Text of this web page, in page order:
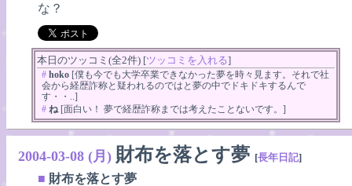
な？
本日のツッコミ(全2件) [ツッコミを入れる]
# hoko [僕も今でも大学卒業できなかった夢を時々見ます。それで社
会から経歴詐称と疑われるのではと夢の中でドキドキするんで
す・・..]
# ね[面白い！ 夢で経歴詐称までは考えたことないです。]
2004-03-08 (月) 財布を落とす夢 [長年日記]
■ 財布を落とす夢